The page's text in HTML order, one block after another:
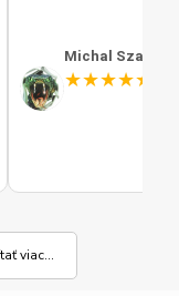
Michal Szabo
★★★★★
viac...